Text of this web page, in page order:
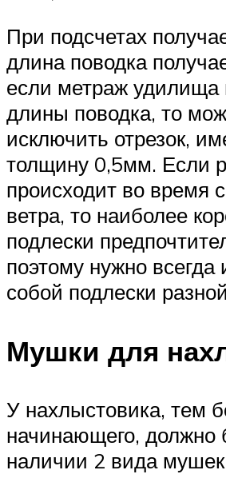
При подсчетах
длина поводка
если метраж
длины поводка, то
исключить отрезок,
толщину 0,5мм. Если
происходит во время
ветра, то наиболее
подлески
поэтому нужно всегда
собой подлески
Мушки для
У нахлыстовика, тем
начинающего, должно
наличии 2 вида